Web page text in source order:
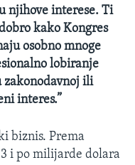
njihove interese. Ti
kako Kongres
osobno mnoge
lobiranje
zakonodavnoj ili
interes.”
biznis. Prema
i po milijarde dolara